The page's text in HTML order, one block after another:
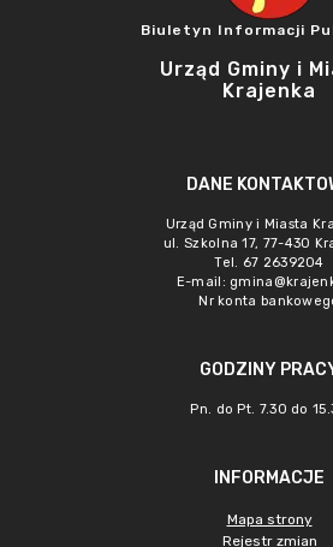
Biuletyn Informacji
Urząd Gminy i
Krajenka
DANE
Urząd Gminy i Miasta
ul. Szkolna 17, 77-430
Tel. 67 2639204
E-mail:
Nr konta
GODZINY
Pn. do Pt. 7.30 do
INFORMACJE
Mapa strony
Rejestr zmian